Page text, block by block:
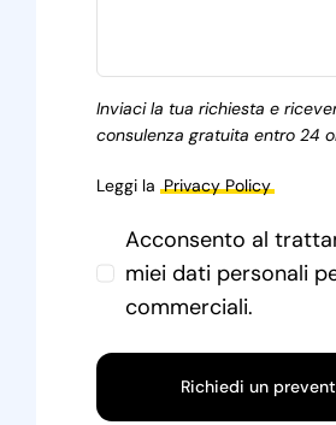
Inviaci la tua richiesta e
consulenza gratuita entro 24
Leggi la Privacy Policy
Acconsento al
miei dati personali
commerciali.
Richiedi un